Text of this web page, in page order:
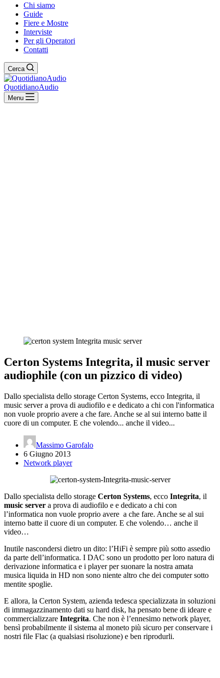
Chi siamo
Guide
Fiere e Mostre
Interviste
Per gli Operatori
Contatti
Cerca
QuotidianoAudio
Menu
Certon Systems Integrita, il music server
audiophile (con un pizzico di video)
Dallo specialista dello storage Certon Systems, ecco Integrita, il
music server a prova di audiofilo e e dedicato a chi con l'informatica
non vuole proprio avere a che fare. Anche se al sui interno batte il
cuore di un computer. E che volendo... anche il video...
Massimo Garofalo
6 Giugno 2013
Network player
Dallo specialista dello storage Certon Systems, ecco Integrita, il
music server a prova di audiofilo e e dedicato a chi con
l’informatica non vuole proprio avere a che fare. Anche se al sui
interno batte il cuore di un computer. E che volendo… anche il
video…
Inutile nascondersi dietro un dito: l’HiFi è sempre più sotto assedio
da parte dell’informatica. I DAC sono un prodotto per loro natura di
derivazione informatica e i player per suonare la nostra amata
musica liquida in HD non sono niente altro che dei computer sotto
mentite spoglie.
E allora, la Certon System, azienda tedesca specializzata in soluzioni
di immagazzinamento dati su hard disk, ha pensato bene di ideare e
commercializzare Integrita. Che non è l’ennesimo network player,
bensì probabilmente il sistema al moneto più sicuro per conservare i
nostri file Flac (a qualsiasi risoluzione) e ben riprodurli.